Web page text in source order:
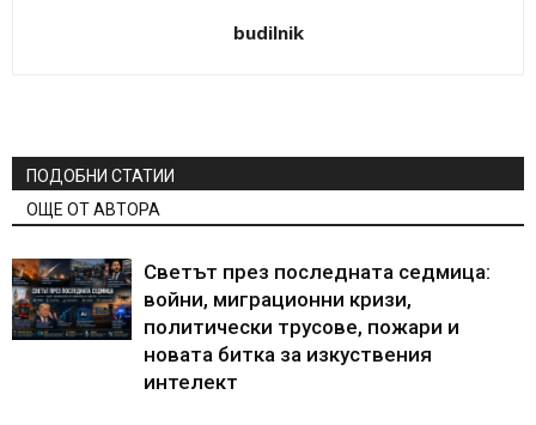
budilnik
ПОДОБНИ СТАТИИ
ОЩЕ ОТ АВТОРА
Светът през последната седмица:
войни, миграционни кризи,
политически трусове, пожари и
новата битка за изкуствения
интелект